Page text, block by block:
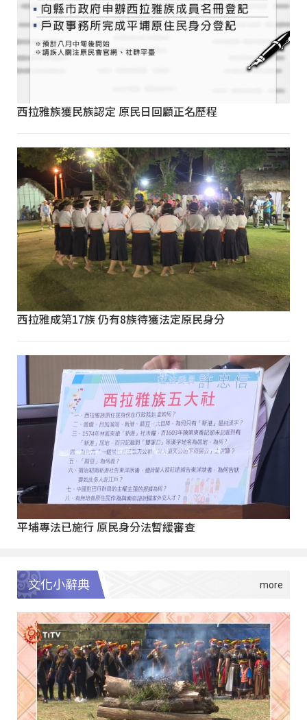
西拉雅族獲民族認定 原民日回顧正名歷程
西拉雅成第17族 仍有8族待獲法定原民身分
平埔專法已施行 原民身分法暫緩審查
文化小辭典